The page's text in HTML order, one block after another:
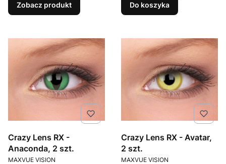
Zobacz produkt Do koszyka
Crazy Lens RX -
Anaconda, 2 szt.
PRODUCENT
MAXVUE VISION
Crazy Lens RX - Avatar,
2 szt.
PRODUCENT
MAXVUE VISION